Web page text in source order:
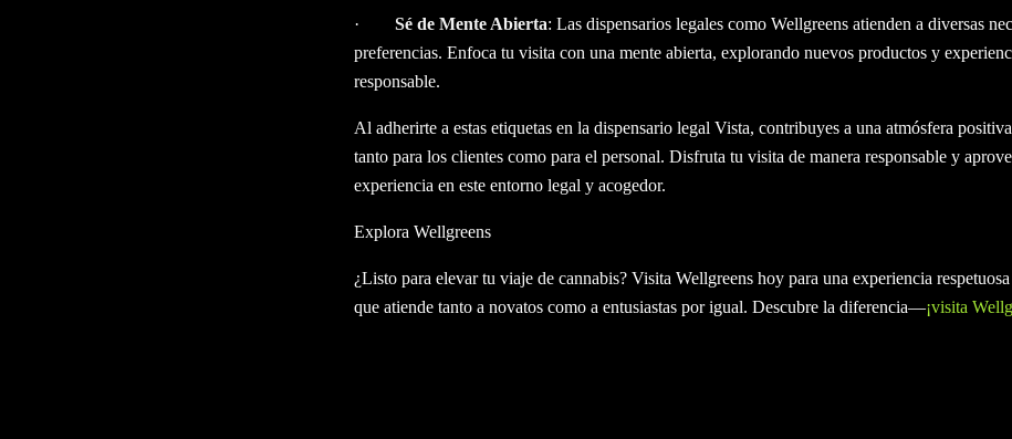
· Sé de Mente Abierta: Las dispensarios legales como Wellgreens atienden a diversas
preferencias. Enfoca tu visita con una mente abierta, explorando nuevos productos y
responsable.
Al adherirte a estas etiquetas en la dispensario legal Vista, contribuyes a una atmósfera
tanto para los clientes como para el personal. Disfruta tu visita de manera responsable y
experiencia en este entorno legal y acogedor.
Explora Wellgreens
¿Listo para elevar tu viaje de cannabis? Visita Wellgreens hoy para una experiencia
que atiende tanto a novatos como a entusiastas por igual. Descubre la diferencia—¡visita